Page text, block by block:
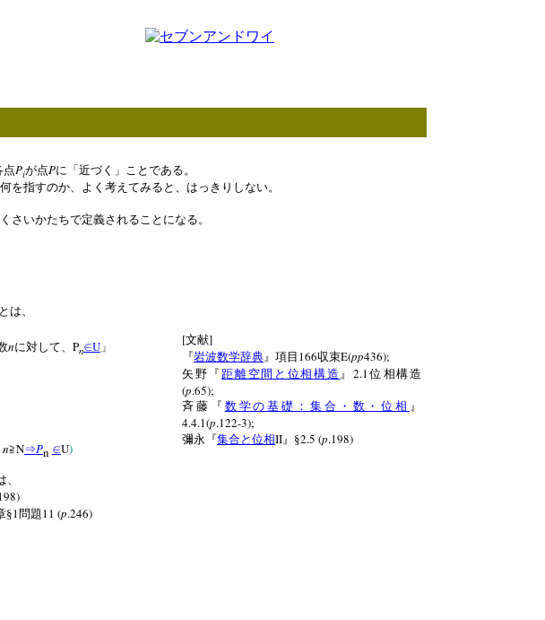
点Piが点Pに「近づく」ことである。
を指すのか、よく考えてみると、はっきりしない。
さいかたちで定義されることになる。
とは、
nに対して、 Pn∈U 」
、
n≧N⇒Pn ∈U)
[文献]
『岩波数学辞典』項目 166収束E(pp436);
矢野『 距離空間と位相構造 』2.1 位相構造
(p.65);
斉藤『 数学の基礎：集合・数・位相 』
4.4.1(p.122-3);
彌永『集合と位相II』§2.5 (p.198)
§1 問題11 (p.246)